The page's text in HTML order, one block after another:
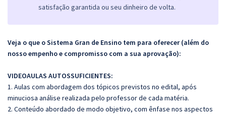
satisfação garantida ou seu dinheiro de volta.
Veja o que o Sistema Gran de Ensino tem para oferecer (além do
nosso empenho e compromisso com a sua aprovação):
VIDEOAULAS AUTOSSUFICIENTES:
1. Aulas com abordagem dos tópicos previstos no edital, após
minuciosa análise realizada pelo professor de cada matéria.
2. Conteúdo abordado de modo objetivo, com ênfase nos aspectos